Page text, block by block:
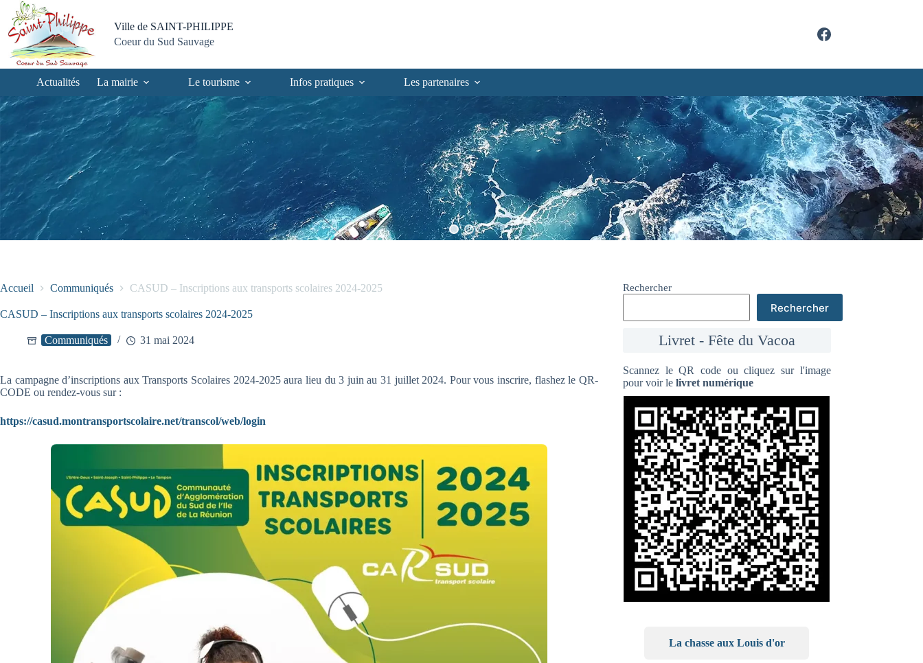
Passer
contenu
Passer
menu
Aller
recherche
Aller
pied
page
Ville de SAINT-PHILIPPE
Coeur du Sud Sauvage
Actualités La mairie Le tourisme Infos pratiques Les partenaires
Accueil Communiqués CASUD – Inscriptions aux transports scolaires 2024-2025
CASUD – Inscriptions aux transports scolaires 2024-2025
Communiqués 31 mai 2024
La campagne d’inscriptions aux Transports Scolaires 2024-2025 aura lieu du 3 juin au 31 juillet 2024. Pour vous inscrire, flashez le QR-
CODE ou rendez-vous sur :
https://casud.montransportscolaire.net/transcol/web/login
Rechercher
Rechercher
Livret - Fête du Vacoa
Scannez le QR code ou cliquez sur l'image
pour voir lelivret numérique
La chasse aux Louis d'or